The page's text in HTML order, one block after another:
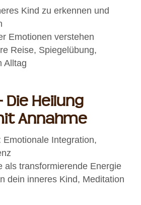
Kind zu erkennen und
Emotionen verstehen
Reise, Spiegelübung,
Alltag
Die Heilung
Annahme
Emotionale Integration,
als transformierende Energie
dein inneres Kind, Meditation